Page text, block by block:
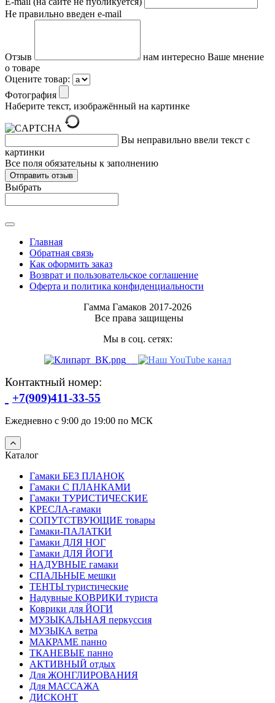
Не правильно введен e-mail
Отзыв
нам интересно Ваше мнение
о товаре
Оцените товар:
Фотография
Наберите текст, изображённый на картинке
Вы неправильно ввели текст с
картинки
Все поля обязательны к заполнению
Выбрать
Главная
Обратная связь
Как оформить заказ
Возврат и пользовательское соглашение
Оферта и политика конфиденциальности
Гамма Гамаков 2017-2026
Все права защищены
Мы в соц. сетях:
Контактный номер:
+7(909)411-33-55
Ежедневно с 9:00 до 19:00 по МСК
Каталог
Гамаки БЕЗ ПЛАНОК
Гамаки С ПЛАНКАМИ
Гамаки ТУРИСТИЧЕСКИЕ
КРЕСЛА-гамаки
СОПУТСТВУЮЩИЕ товары
Гамаки-ПАЛАТКИ
Гамаки ДЛЯ НОГ
Гамаки ДЛЯ ЙОГИ
НАДУВНЫЕ гамаки
СПАЛЬНЫЕ мешки
ТЕНТЫ туристические
Надувные КОВРИКИ туриста
Коврики для ЙОГИ
МУЗЫКАЛЬНАЯ перкуссия
МУЗЫКА ветра
МАКРАМЕ панно
ТКАНЕВЫЕ панно
АКТИВНЫЙ отдых
Для ЖОНГЛИРОВАНИЯ
Для МАССАЖА
ДИСКОНТ